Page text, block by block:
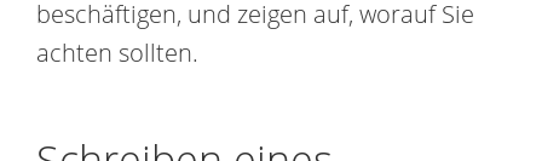
beschäftigen, und zeigen auf, worauf Sie
achten sollten.